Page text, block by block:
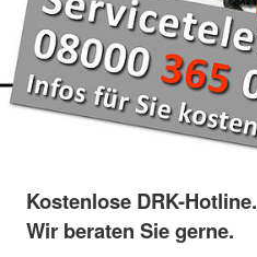
Kostenlose DRK-Hotline.
Wir beraten Sie gerne.